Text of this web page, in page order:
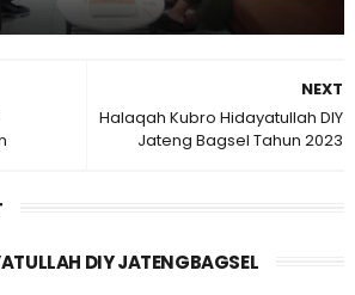
NEXT
Halaqah Kubro Hidayatullah DIY
Jateng Bagsel Tahun 2023
DIY JATENGBAGSEL